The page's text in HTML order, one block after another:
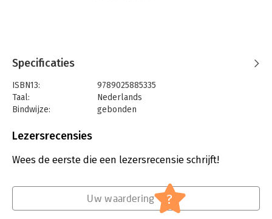
Specificaties
ISBN13:
9789025885335
Taal:
Nederlands
Bindwijze:
gebonden
Uitgever:
Verschijningsdatum:
14-9-2023
Lezersrecensies
Wees de eerste die een lezersrecensie schrijft!
Uw waardering ?